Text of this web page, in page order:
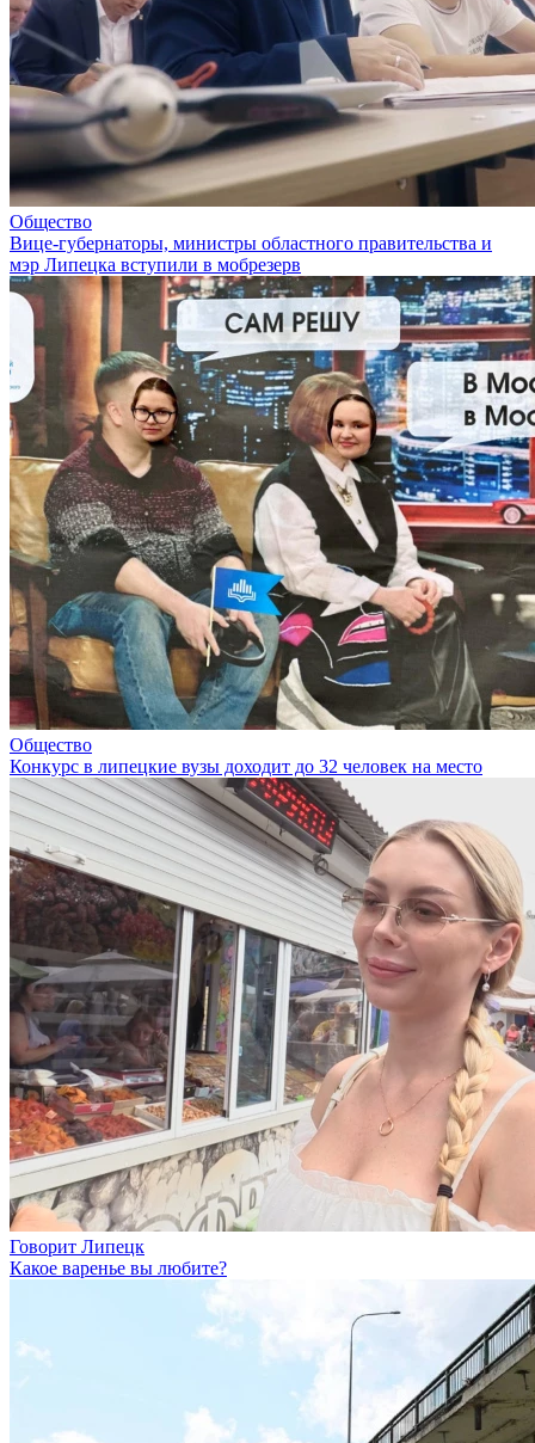
Общество
Вице-губернаторы, министры областного правительства и
мэр Липецка вступили в мобрезерв
Общество
Конкурс в липецкие вузы доходит до 32 человек на место
Говорит Липецк
Какое варенье вы любите?